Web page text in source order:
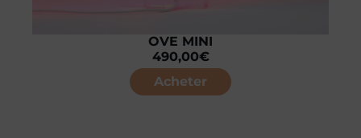
OVE MINI
490,00€
Acheter